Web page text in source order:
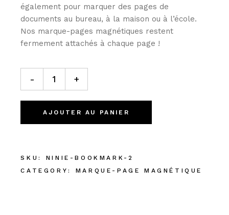
également pour marquer des pages de
documents au bureau, à la maison ou à l’école.
Nos marque-pages magnétiques restent
fermement attachés à chaque page !
MARQUE-PAGE MAGNÉTIQUE "ANIMAUX" 1 quantity
- +
AJOUTER AU PANIER
SKU:
NINIE-BOOKMARK-2
CATEGORY:
MARQUE-PAGE MAGNÉTIQUE